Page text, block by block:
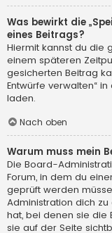
Was bewirkt die
eines Beitrags?
Hiermit kannst du die
einem späteren
gesicherten Beitrag
Entwürfe verwalten“
laden.
Nach oben
Warum muss mein
Die Board-
Forum, in dem du
geprüft werden
Administration dich
hat, bei denen sie
sie auf der Seite